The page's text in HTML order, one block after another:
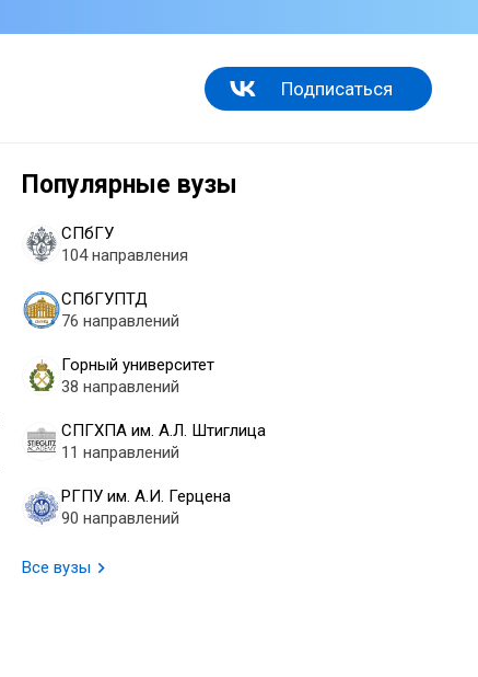
Подписаться
Популярные вузы
СПбГУ
104 направления
СПбГУПТД
76 направлений
Горный университет
38 направлений
СПГХПА им. А.Л. Штиглица
11 направлений
РГПУ им. А.И. Герцена
90 направлений
Все вузы